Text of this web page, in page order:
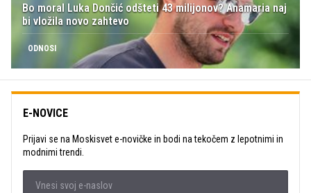
Bo moral Luka Dončić odšteti 43 milijonov? Anamaria naj
bi vložila novo zahtevo
ODNOSI
E-NOVICE
Prijavi se na Moskisvet e-novičke in bodi na tekočem z lepotnimi in
modnimi trendi.